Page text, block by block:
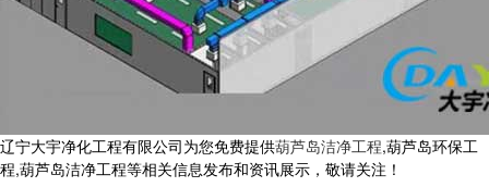
辽宁大宇净化工程有限公司为您免费提供葫芦岛洁净工程,葫芦岛环保工
程,葫芦岛洁净工程等相关信息发布和资讯展示，敬请关注！